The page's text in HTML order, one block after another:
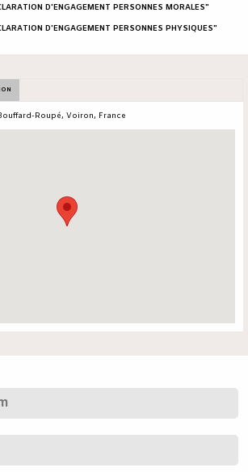
D'ENGAGEMENT PERSONNES MORALES"
D'ENGAGEMENT PERSONNES PHYSIQUES"
Roupé, Voiron, France